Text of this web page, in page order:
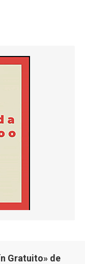
Gratuito» de